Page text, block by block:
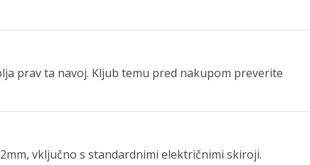
prav ta navoj. Kljub temu pred nakupom preverite
vključno s standardnimi električnimi skiroji.